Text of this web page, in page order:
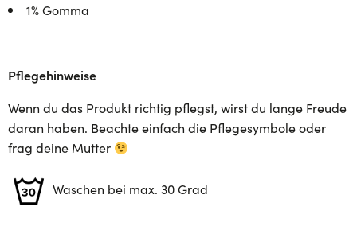
1% Gomma
Pflegehinweise
Wenn du das Produkt richtig pflegst, wirst du lange Freude
daran haben. Beachte einfach die Pflegesymbole oder
frag deine Mutter
Waschen bei max. 30 Grad